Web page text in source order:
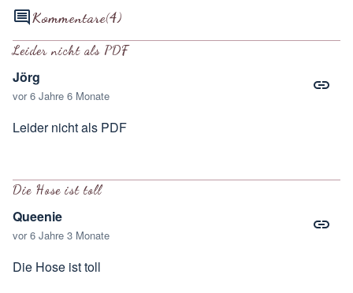
Kommentare(4)
Leider nicht als PDF
Jörg
vor 6 Jahre 6 Monate
Leider nicht als PDF
Die Hose ist toll
Queenie
vor 6 Jahre 3 Monate
Die Hose ist toll